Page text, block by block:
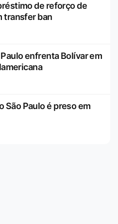
de reforço de
transfer ban
Paulo enfrenta Bolívar em
São Paulo é preso em